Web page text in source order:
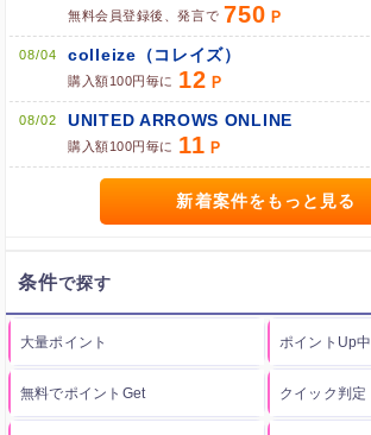
無料会員登録後、発言で 750
08/04 colleize（コレイズ）
購入額100円毎に 12
08/02 UNITED ARROWS ONLINE
購入額100円毎に 11
新着案件をもっと見る
条件
大量ポイント ポイントUp中
無料でポイントGet クイック判定